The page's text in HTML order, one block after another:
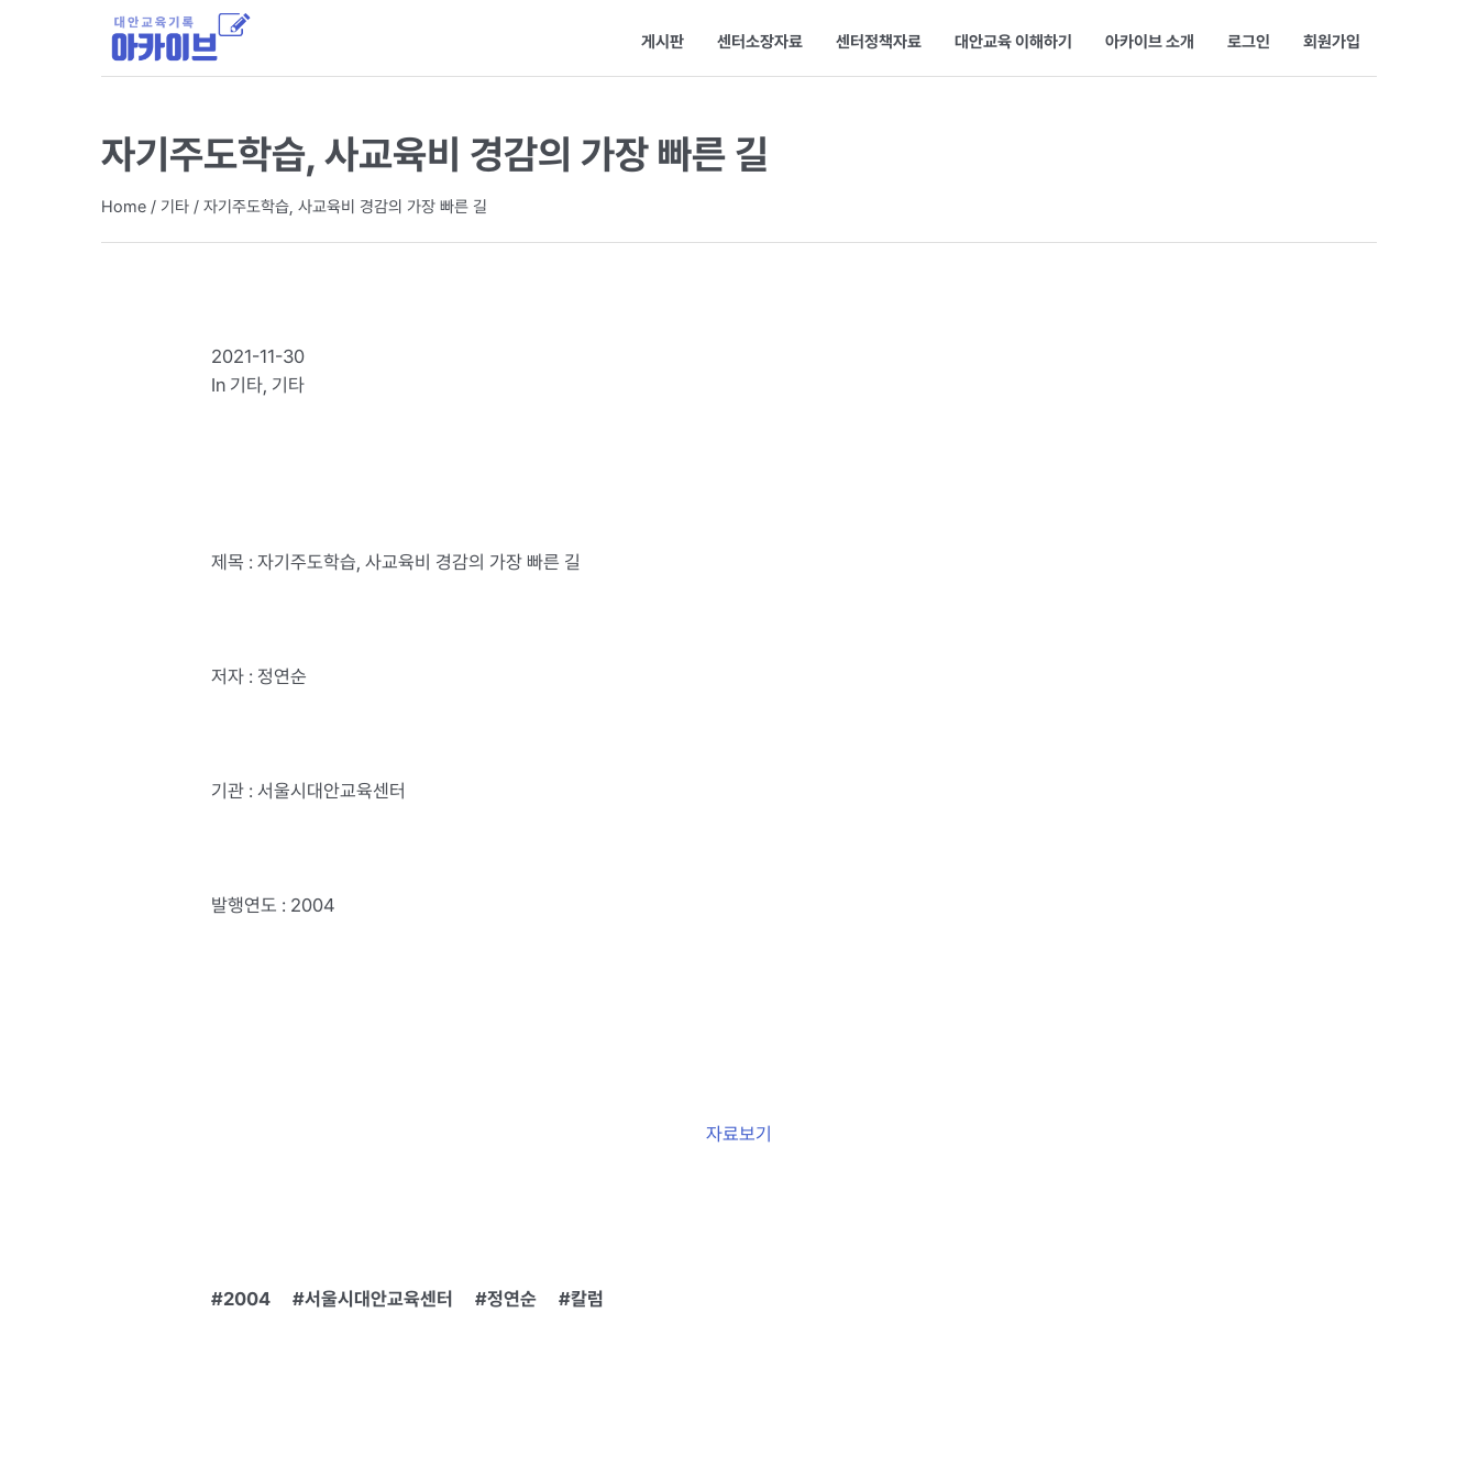
게시판 센터소장자료 센터정책자료 대안교육 이해하기 아카이브 소개 로그인 회원가입
자기주도학습, 사교육비 경감의 가장 빠른 길
Home / 기타 / 자기주도학습, 사교육비 경감의 가장 빠른 길
2021-11-30
In 기타, 기타
제목 : 자기주도학습, 사교육비 경감의 가장 빠른 길
저자 : 정연순
기관 : 서울시대안교육센터
발행연도 : 2004
자료보기
2004 서울시대안교육센터 정연순 칼럼